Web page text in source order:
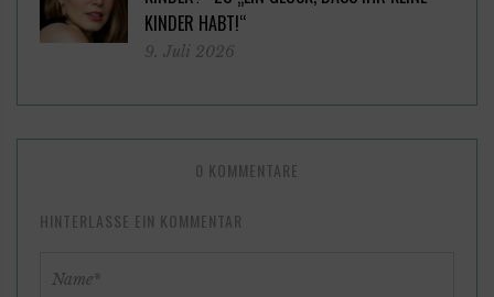
KINDER HABT!“
9. Juli 2026
0 KOMMENTARE
HINTERLASSE EIN KOMMENTAR